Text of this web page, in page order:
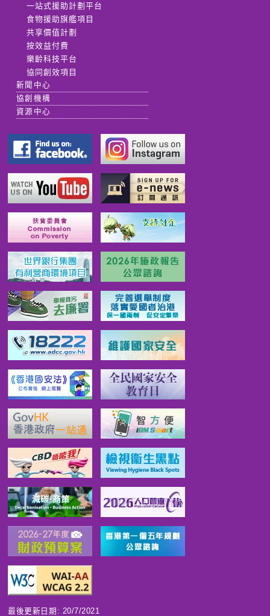
一站式援助計劃平台
食物援助旗艦項目
共享價值計劃
按效益付費
樂齡科技平台
協同創效項目
新聞中心
協創機構
資源中心
最後更新日期: 20/7/2021